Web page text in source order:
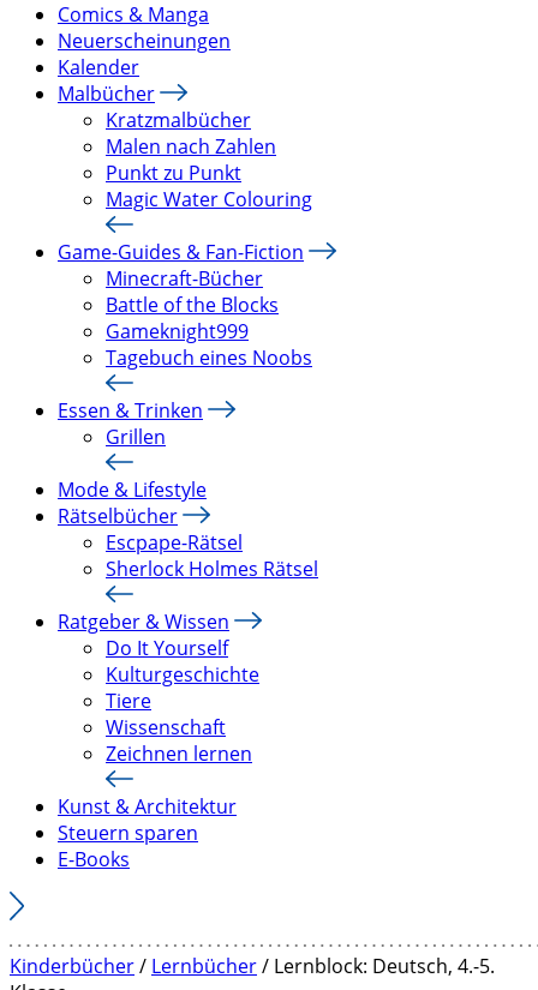
Comics & Manga
Neuerscheinungen
Kalender
Malbücher
Kratzmalbücher
Malen nach Zahlen
Punkt zu Punkt
Magic Water Colouring
Game-Guides & Fan-Fiction
Minecraft-Bücher
Battle of the Blocks
Gameknight999
Tagebuch eines Noobs
Essen & Trinken
Grillen
Mode & Lifestyle
Rätselbücher
Escpape-Rätsel
Sherlock Holmes Rätsel
Ratgeber & Wissen
Do It Yourself
Kulturgeschichte
Tiere
Wissenschaft
Zeichnen lernen
Kunst & Architektur
Steuern sparen
E-Books
Kinderbücher/ Lernbücher/ Lernblock: Deutsch, 4.-5.